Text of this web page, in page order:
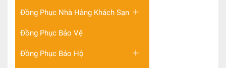
Đồng Phục Nhà Hàng Khách Sạn
Đồng Phục Bảo Vệ
Đồng Phục Bảo Hộ